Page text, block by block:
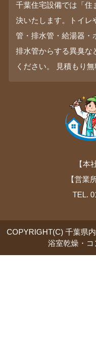
千葉住宅設備では「住
決いたします。トイレ
管・排水管・給湯器・
排水管からする異臭な
ください。 見積もり
【本
【営業
TEL.
COPYRIGHT(C) 千葉県
浴室乾燥・